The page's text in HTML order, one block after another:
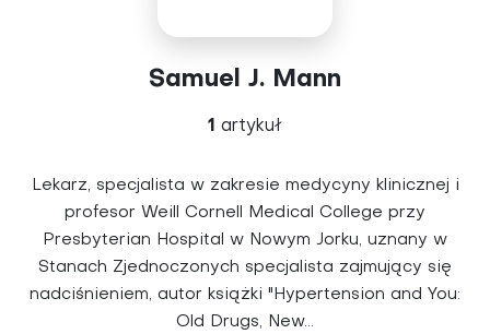
Samuel J. Mann
1 artykuł
Lekarz, specjalista w zakresie medycyny klinicznej i
profesor Weill Cornell Medical College przy
Presbyterian Hospital w Nowym Jorku, uznany w
Stanach Zjednoczonych specjalista zajmujący się
nadciśnieniem, autor książki "Hypertension and You:
Old Drugs, New...